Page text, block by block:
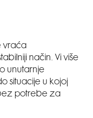
vraća
način. Vi više
unutarnje
situacije u kojoj
potrebe za